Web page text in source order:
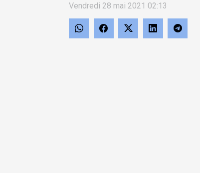
Vendredi 28 mai 2021 02:13